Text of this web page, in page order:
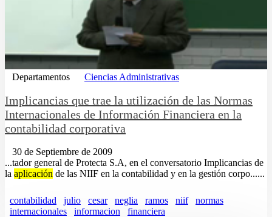
Departamentos Ciencias Administrativas
Implicancias que trae la utilización de las Normas
Internacionales de Información Financiera en la
contabilidad corporativa
30 de Septiembre de 2009
...tador general de Protecta S.A, en el conversatorio Implicancias de
la aplicación de las NIIF en la contabilidad y en la gestión corpo......
contabilidad julio cesar neglia ramos niif
normas
internacionales
informacion financiera